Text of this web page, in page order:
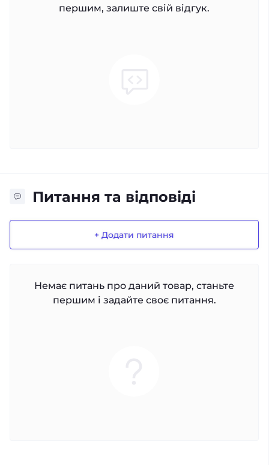
першим, залиште свій відгук.
Питання та відповіді
+ Додати питання
Немає питань про даний товар, станьте
першим і задайте своє питання.